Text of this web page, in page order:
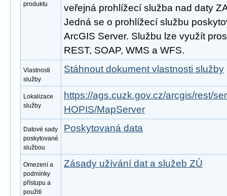
produktu
veřejná prohlížecí služba nad daty
Jedná se o prohlížecí službu
ArcGIS Server. Službu lze využít
REST, SOAP, WMS a WFS.
Vlastnosti
služby
Stáhnout dokument vlastnosti služby
Lokalizace
služby
https://ags.cuzk.gov.cz/arcgis/rest/
HOPIS/MapServer
Datové sady
poskytované
službou
Poskytovaná data
Omezení a
podmínky
přístupu a
použití
Zásady užívání dat a služeb ZÚ